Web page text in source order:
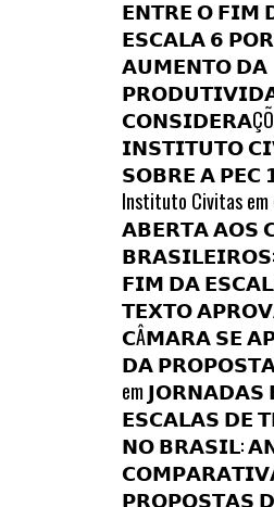
𝗘𝗡𝗧𝗥𝗘 𝗢 𝗙𝗜𝗠
𝗘𝗦𝗖𝗔𝗟𝗔 𝟲
𝗔𝗨𝗠𝗘𝗡𝗧𝗢 𝗗𝗔
𝗜𝗡𝗦𝗧𝗜𝗧𝗨𝗧𝗢
𝗦𝗢𝗕𝗥𝗘 𝗔 𝗣𝗘𝗖
Instituto Civitasem
𝗔𝗕𝗘𝗥𝗧𝗔 𝗔𝗢𝗦
𝗕𝗥𝗔𝗦𝗜𝗟𝗘𝗜𝗥𝗢𝗦:
𝗙𝗜𝗠 𝗗𝗔
𝗧𝗘𝗫𝗧𝗢
𝗖Â𝗠𝗔𝗥𝗔 𝗦𝗘
𝗗𝗔
em 𝗝𝗢𝗥𝗡𝗔𝗗𝗔𝗦
𝗘𝗦𝗖𝗔𝗟𝗔𝗦 𝗗𝗘
𝗡𝗢 𝗕𝗥𝗔𝗦𝗜𝗟:
𝗣𝗥𝗢𝗣𝗢𝗦𝗧𝗔𝗦